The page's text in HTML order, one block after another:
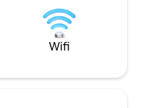
Wifi